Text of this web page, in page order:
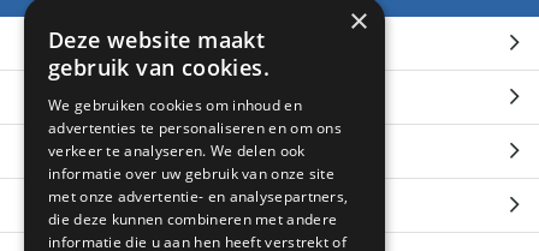
Klantenservice
Mijn account
Categorieën
Contact
×
Deze website maakt
gebruik van cookies.
We gebruiken cookies om inhoud en
advertenties te personaliseren en om ons
verkeer te analyseren. We delen ook
informatie over uw gebruik van onze site
met onze advertentie- en analysepartners,
die deze kunnen combineren met andere
informatie die u aan hen heeft verstrekt of